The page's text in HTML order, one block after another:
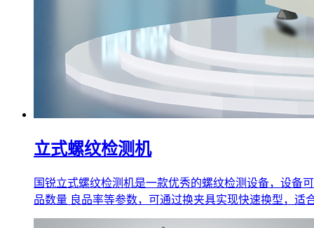
立式螺纹检测机
国锐立式螺纹检测机是一款优秀的螺纹检测设备，设备
品数量 良品率等参数，可通过换夹具实现快速换型，适